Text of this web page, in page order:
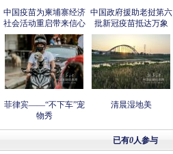
中国疫苗为柬埔寨经济
社会活动重启带来信心
中国政府援助老挝第六
批新冠疫苗抵达万象
菲律宾——“不下车”宠
物秀
清晨湿地美
已有0人参与